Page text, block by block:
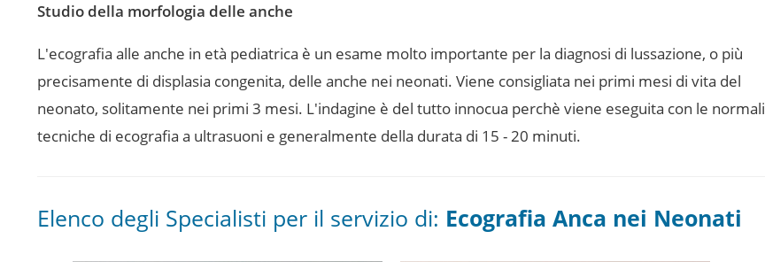
Studio della morfologia delle anche
L'ecografia alle anche in età pediatrica è un esame molto importante per la diagnosi di lussazione, o più
precisamente di displasia congenita, delle anche nei neonati. Viene consigliata nei primi mesi di vita del
neonato, solitamente nei primi 3 mesi. L'indagine è del tutto innocua perchè viene eseguita con le normali
tecniche di ecografia a ultrasuoni e generalmente della durata di 15 - 20 minuti.
Elenco degli Specialisti per il servizio di: Ecografia Anca nei Neonati